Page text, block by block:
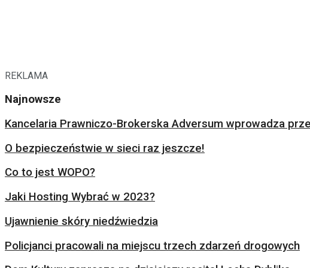
REKLAMA
Najnowsze
Kancelaria Prawniczo-Brokerska Adversum wprowadza
O bezpieczeństwie w sieci raz jeszcze!
Co to jest WOPO?
Jaki Hosting Wybrać w 2023?
Ujawnienie skóry niedźwiedzia
Policjanci pracowali na miejscu trzech zdarzeń drogowych